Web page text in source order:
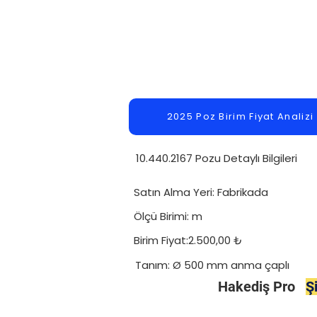
2025 Poz Birim Fiyat Analizi
10.440.2167 Pozu Detaylı Bilgileri
Satın Alma Yeri: Fabrikada
Ölçü Birimi: m
Birim Fiyat:2.500,00 ₺
Tanım: Ø 500 mm anma çaplı
Hakediş Pro